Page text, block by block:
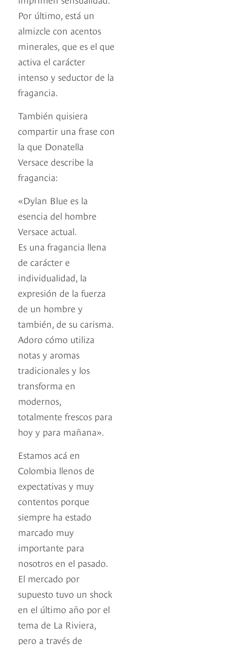
Por último, está un
almizcle con acentos
minerales, que es el que
activa el carácter
intenso y seductor de la
fragancia.
También quisiera
compartir una frase con
la que Donatella
Versace describe la
fragancia:
«Dylan Blue es la
esencia del hombre
Versace actual.
Es una fragancia llena
de carácter e
individualidad, la
expresión de la fuerza
de un hombre y
también, de su carisma.
Adoro cómo utiliza
notas y aromas
tradicionales y los
transforma en
modernos,
totalmente frescos para
hoy y para mañana».
Estamos acá en
Colombia llenos de
expectativas y muy
contentos porque
siempre ha estado
marcado muy
importante para
nosotros en el pasado.
El mercado por
supuesto tuvo un shock
en el último año por el
tema de La Riviera,
pero a través de